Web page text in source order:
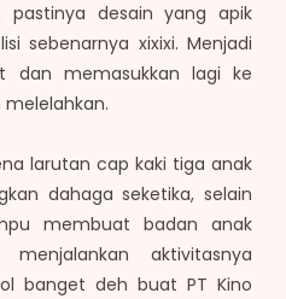
desain yang apik
sebenarnya xixixi. Menjadi
dan memasukkan lagi ke
larutan cap kaki tiga anak
dahaga seketika, selain
membuat badan anak
aktivitasnya
banget deh buat PT Kino